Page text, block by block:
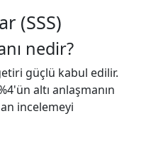
(SSS)
nedir?
güçlü kabul edilir.
altı anlaşmanın
incelemeyi